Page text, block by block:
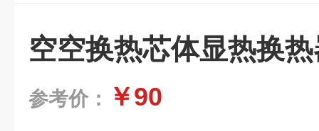
空空换热芯体显热换
参考价： ￥90